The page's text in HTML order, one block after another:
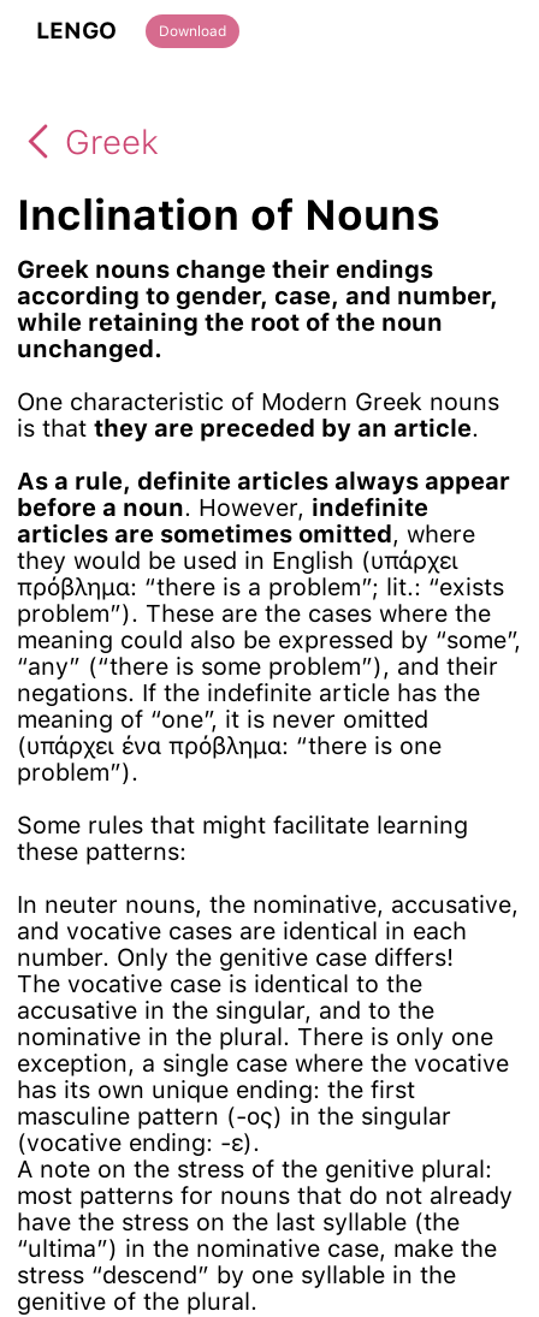
LENGO Download
Greek
Inclination of Nouns
Greek nouns change their endings
according to gender, case, and number,
while retaining the root of the noun
unchanged.
One characteristic of Modern Greek nouns
is that they are preceded by an article.
As a rule, definite articles always appear
before a noun. However, indefinite
articles are sometimes omitted, where
they would be used in English (υπάρχει
πρόβλημα: “there is a problem”; lit.: “exists
problem”). These are the cases where the
meaning could also be expressed by “some”,
“any” (“there is some problem”), and their
negations. If the indefinite article has the
meaning of “one”, it is never omitted
(υπάρχει ένα πρόβλημα: “there is one
problem”).
Some rules that might facilitate learning
these patterns:
In neuter nouns, the nominative, accusative,
and vocative cases are identical in each
number. Only the genitive case differs!
The vocative case is identical to the
accusative in the singular, and to the
nominative in the plural. There is only one
exception, a single case where the vocative
has its own unique ending: the first
masculine pattern (-ος) in the singular
(vocative ending: -ε).
A note on the stress of the genitive plural:
most patterns for nouns that do not already
have the stress on the last syllable (the
“ultima”) in the nominative case, make the
stress “descend” by one syllable in the
genitive of the plural.